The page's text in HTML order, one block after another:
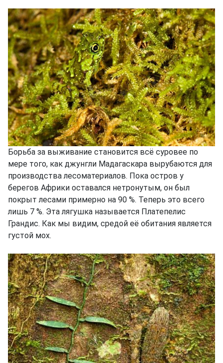
Борьба за выживание становится всё суровее по
мере того, как джунгли Мадагаскара вырубаются для
производства лесоматериалов. Пока остров у
берегов Африки оставался нетронутым, он был
покрыт лесами примерно на 90 %. Теперь это всего
лишь 7 %. Эта лягушка называется Платепелис
Грандис. Как мы видим, средой её обитания является
густой мох.